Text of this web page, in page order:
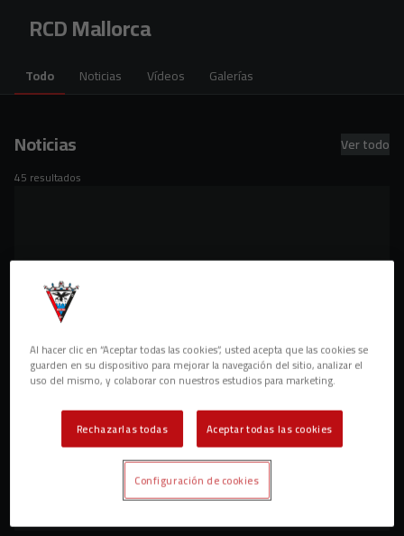
RCD Mallorca
Todo Noticias Vídeos Galerías
Noticias Ver todo
45 resultados
Mallorca se resiste (2-1)
Al hacer clic en “Aceptar todas las cookies”, usted acepta que las cookies se
guarden en su dispositivo para mejorar la navegación del sitio, analizar el
uso del mismo, y colaborar con nuestros estudios para marketing.
Rechazarlas todas Aceptar todas las cookies
Configuración de cookies